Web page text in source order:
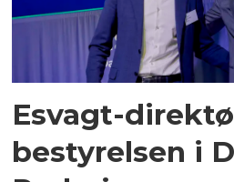
Esvagt-
bestyrelsen i